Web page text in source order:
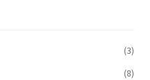
(3)
(8)